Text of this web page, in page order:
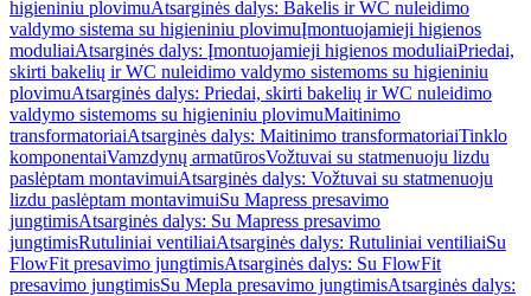
higieniniu plovimuAtsarginės dalys: Bakelis ir WC nuleidimo
valdymo sistema su higieniniu plovimuĮmontuojamieji higienos
moduliaiAtsarginės dalys: Įmontuojamieji higienos moduliaiPriedai,
skirti bakelių ir WC nuleidimo valdymo sistemoms su higieniniu
plovimuAtsarginės dalys: Priedai, skirti bakelių ir WC nuleidimo
valdymo sistemoms su higieniniu plovimuMaitinimo
transformatoriaiAtsarginės dalys: Maitinimo transformatoriaiTinklo
komponentaiVamzdynų armatūrosVožtuvai su statmenuoju lizdu
paslėptam montavimuiAtsarginės dalys: Vožtuvai su statmenuoju
lizdu paslėptam montavimuiSu Mapress presavimo
jungtimisAtsarginės dalys: Su Mapress presavimo
jungtimisRutuliniai ventiliaiAtsarginės dalys: Rutuliniai ventiliaiSu
FlowFit presavimo jungtimisAtsarginės dalys: Su FlowFit
presavimo jungtimisSu Mepla presavimo jungtimisAtsarginės dalys: